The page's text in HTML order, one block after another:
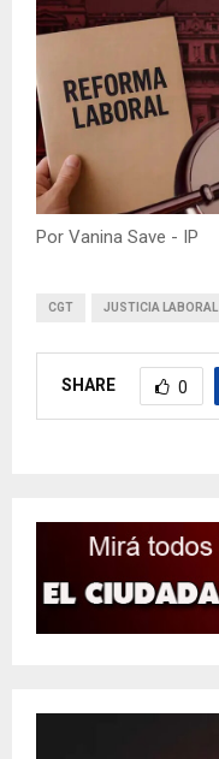
Por Vanina Save - IP
CGT JUSTICIA LABORAL
SHARE 0